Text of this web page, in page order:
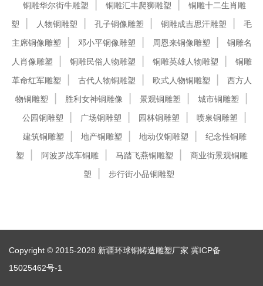
铜雕华尔街牛雕塑
铜雕汇丰爬狮雕塑
铜雕十二生肖雕
塑
人物铜雕塑 孔子铜像雕塑 铜雕成吉思汗雕塑
毛
主席铜像雕塑
邓小平铜像雕塑 周恩来铜像雕塑
铜雕名
人肖像雕塑
铜雕民俗人物雕塑 铜雕英雄人物雕塑
铜雕
革命红军雕塑
古代人物铜雕塑 欧式人物铜雕塑
西方人
物铜雕塑
胜利女神铜雕像 景观铜雕塑
城市铜雕塑
公园铜雕塑
广场铜雕塑 园林铜雕塑
喷泉铜雕塑
建筑铜雕塑
地产铜雕塑 地动仪铜雕塑
纪念性铜雕
塑
阿波罗战车铜雕 马踏飞燕铜雕塑
商业街景观铜雕
塑
步行街小品铜雕塑
Copyright © 2015-2028 新疆环球铜铸造雕塑厂家 冀ICP备
15025462号-1